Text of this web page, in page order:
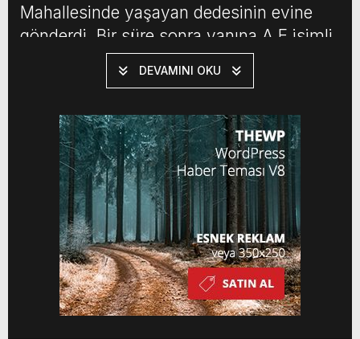
Mahallesinde yaşayan dedesinin evine
gönderdi. Bir süre sonra yanına A.E isimli
arkadaşını da alarak kendisi de dedesinin
evine gitti. Evdeki 3 bileziği isteyen 3
tartışma çıktı. M.K, yanında getirdiği […]
DEVAMINI OKU